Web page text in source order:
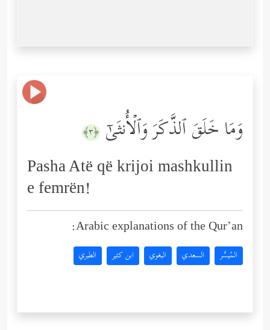
وَمَا خَلَقَ ٱلذَّكَرَ وَٱلۡأُنثَىٰۤ ﴿٣﴾
Pasha Atë që krijoi mashkullin
e femrën!
Arabic explanations of the Qur’an:
المُيسَّر السعدي البغوي ابن كثير الطبري